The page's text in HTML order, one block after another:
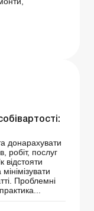
донарахувати
робіт, послуг
відстояти
Проблемні